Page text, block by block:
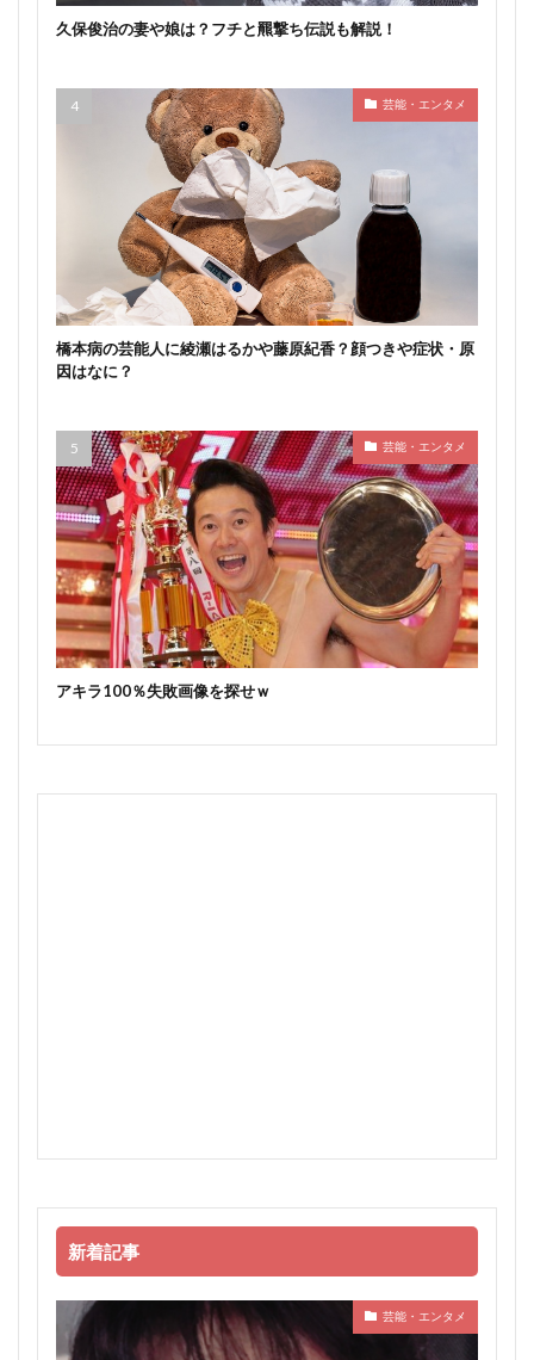
久保俊治の妻や娘は？フチと羆撃ち伝説も解説！
芸能・エンタメ
橋本病の芸能人に綾瀬はるかや藤原紀香？顔つきや症状・原
因はなに？
芸能・エンタメ
アキラ100％失敗画像を探せｗ
新着記事
芸能・エンタメ